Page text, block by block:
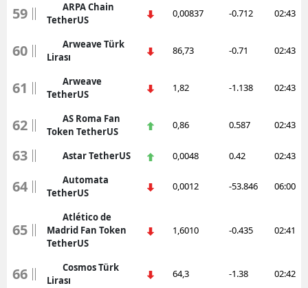
59
ARPA Chain
TetherUS
0,00837 -0.712 02:43
60
Arweave Türk
Lirası
86,73 -0.71 02:43
61
Arweave
TetherUS
1,82 -1.138 02:43
62
AS Roma Fan
Token TetherUS
0,86 0.587 02:43
63 Astar TetherUS 0,0048 0.42 02:43
64
Automata
TetherUS
0,0012 -53.846 06:00
65
Atlético de
Madrid Fan Token
TetherUS
1,6010 -0.435 02:41
66
Cosmos Türk
Lirası
64,3 -1.38 02:42